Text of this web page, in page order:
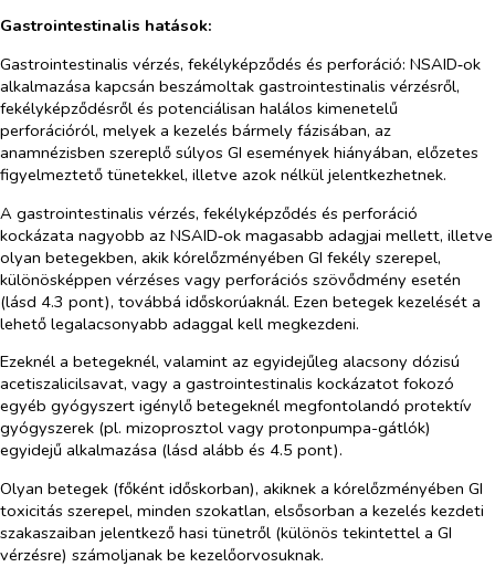
Gastrointestinalis hatások:
Gastrointestinalis vérzés, fekélyképződés és perforáció: NSAID‑ok
alkalmazása kapcsán beszámoltak gastrointestinalis vérzésről,
fekélyképződésről és potenciálisan halálos kimenetelű
perforációról, melyek a kezelés bármely fázisában, az
anamnézisben szereplő súlyos GI események hiányában, előzetes
figyelmeztető tünetekkel, illetve azok nélkül jelentkezhetnek.
A gastrointestinalis vérzés, fekélyképződés és perforáció
kockázata nagyobb az NSAID‑ok magasabb adagjai mellett, illetve
olyan betegekben, akik kórelőzményében GI fekély szerepel,
különösképpen vérzéses vagy perforációs szövődmény esetén
(lásd 4.3 pont), továbbá időskorúaknál. Ezen betegek kezelését a
lehető legalacsonyabb adaggal kell megkezdeni.
Ezeknél a betegeknél, valamint az egyidejűleg alacsony dózisú
acetiszalicilsavat, vagy a gastrointestinalis kockázatot fokozó
egyéb gyógyszert igénylő betegeknél megfontolandó protektív
gyógyszerek (pl. mizoprosztol vagy protonpumpa-gátlók)
egyidejű alkalmazása (lásd alább és 4.5 pont).
Olyan betegek (főként időskorban), akiknek a kórelőzményében GI
toxicitás szerepel, minden szokatlan, elsősorban a kezelés kezdeti
szakaszaiban jelentkező hasi tünetről (különös tekintettel a GI
vérzésre) számoljanak be kezelőorvosuknak.